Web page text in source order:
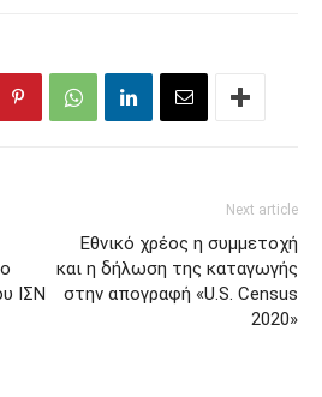
ΙΣΝ
Next article
Εθνικό χρέος η συμμετοχή
και η δήλωση της καταγωγής
στην απογραφή «U.S. Census
2020»